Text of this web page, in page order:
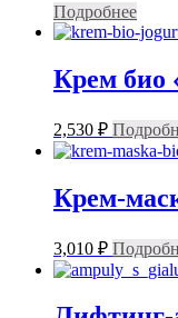
Подробнее
Крем био
2,530 ₽
Крем-
3,010 ₽